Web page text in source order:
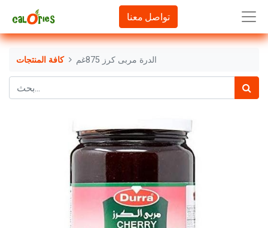
تواصل معنا
كافة المنتجات الدرة مربى كرز 875غم